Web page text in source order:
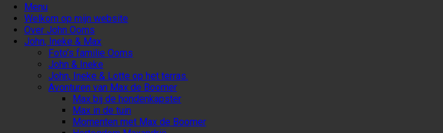
Menu
Welkom op mijn website
Over John Ooms
John, Ineke & Max
Foto’s familie Ooms
John & Ineke
John, Ineke & Lotte op het terras.
Avonturen van Max de Boomer
Max bij de hondenkapster
Max in de tuin
Momenten met Max de Boomer